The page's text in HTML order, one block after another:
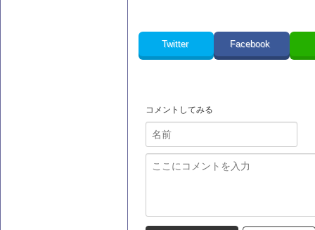
Twitter Facebook
コメントしてみる